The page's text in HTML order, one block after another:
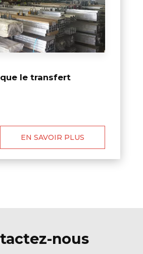
le transfert
EN SAVOIR PLUS
nous